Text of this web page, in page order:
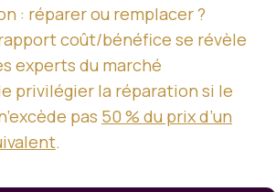
: réparer ou remplacer ?
rapport coût/bénéfice se révèle
experts du marché
privilégier la réparation si le
pas 50 % du prix d’un
.